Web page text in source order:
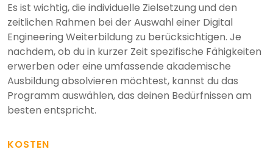
Es ist wichtig, die individuelle Zielsetzung und den
zeitlichen Rahmen bei der Auswahl einer Digital
Engineering Weiterbildung zu berücksichtigen. Je
nachdem, ob du in kurzer Zeit spezifische Fähigkeiten
erwerben oder eine umfassende akademische
Ausbildung absolvieren möchtest, kannst du das
Programm auswählen, das deinen Bedürfnissen am
besten entspricht.
KOSTEN